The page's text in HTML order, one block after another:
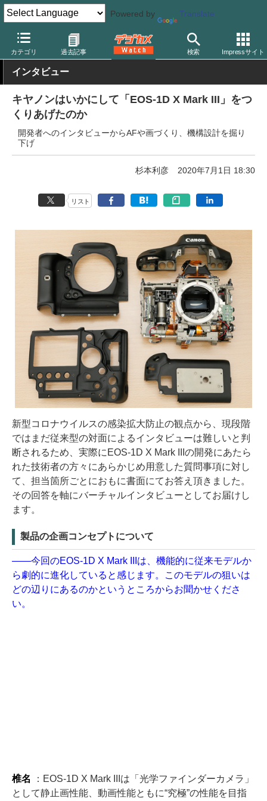
Powered by Translate
カテゴリ 過去記事 検索 Impressサイト
デジカメ Watch カメラ 一眼レフカメラ キヤノン
インタビュー
キヤノンはいかにして「EOS-1D X Mark III」をつ
くりあげたのか
開発者へのインタビューからAFや画づくり、機構設計を掘り
下げ
杉本利彦 2020年7月1日 18:30
リスト
新型コロナウイルスの感染拡大防止の観点から、現段階
ではまだ従来型の対面によるインタビューは難しいと判
断されるため、実際にEOS-1D X Mark IIIの開発にあたら
れた技術者の方々にあらかじめ用意した質問事項に対し
て、担当箇所ごとにおもに書面にてお答え頂きました。
その回答を軸にバーチャルインタビューとしてお届けし
ます。
製品の企画コンセプトについて
――今回のEOS-1D X Mark IIIは、機能的に従来モデルか
ら劇的に進化していると感じます。このモデルの狙いは
どの辺りにあるのかというところからお聞かせくださ
い。
椎名
：EOS-1D X Mark IIIは「光学ファインダーカメラ」
として静止画性能、動画性能ともに“究極”の性能を目指